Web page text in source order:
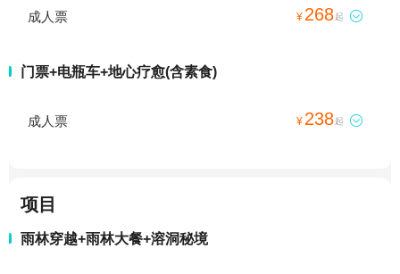
成人票 ¥ 268起 
门票+电瓶车+地心疗愈(含素食)
成人票 ¥ 238起 
项目
雨林穿越+雨林大餐+溶洞秘境